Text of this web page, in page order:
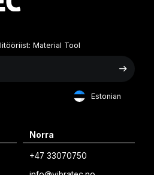
Material Tool
Estonian
Norra
+47 33070750